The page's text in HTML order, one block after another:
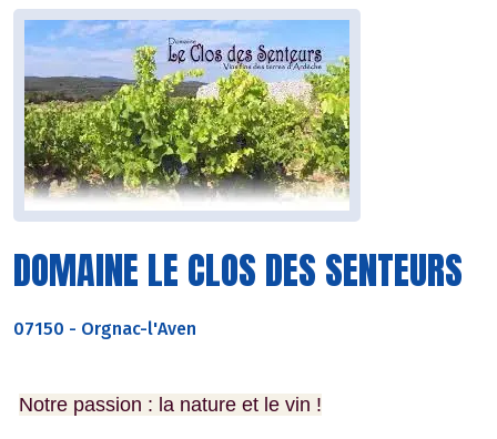
DOMAINE LE CLOS DES SENTEURS
07150 - Orgnac-l'Aven
Notre passion : la nature et le vin !